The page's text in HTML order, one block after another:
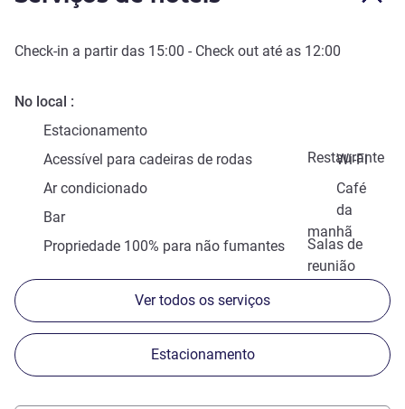
Check-in a partir das 15:00 - Check out até as 12:00
No local
Estacionamento
Restaurante
Acessível para cadeiras de rodas
Wi-Fi
Ar condicionado
Café
da
manhã
Bar
Salas de
reunião
Propriedade 100% para não fumantes
Ver todos os serviços
Estacionamento